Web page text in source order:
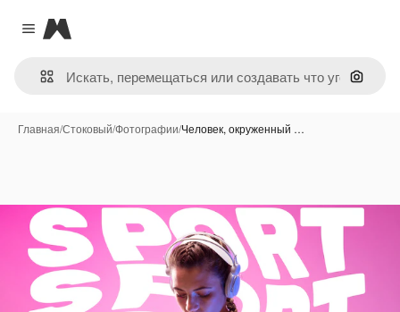
Close menu
Magnific
Поиск
Главная/Стоковый/Фотографии/Человек, окруженный …